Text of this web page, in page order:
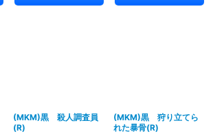
(MKM)黒 殺人調査員
(R)
(MKM)黒 狩り立てら
れた暴骨(R)